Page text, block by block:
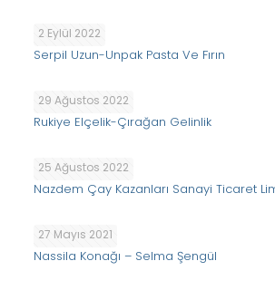
2 Eylül 2022
Serpil Uzun-Unpak Pasta Ve Fırın
29 Ağustos 2022
Rukiye Elçelik-Çırağan Gelinlik
25 Ağustos 2022
Nazdem Çay Kazanları Sanayi Ticaret
27 Mayıs 2021
Nassila Konağı – Selma Şengül